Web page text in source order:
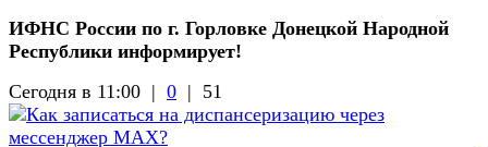
ИФНС России по г. Горловке Донецкой Народной
Республики информирует!
Сегодня в 11:00 | 0 | 51